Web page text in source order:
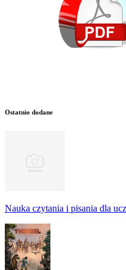
Ostatnio dodane
Nauka czytania i pisania dla